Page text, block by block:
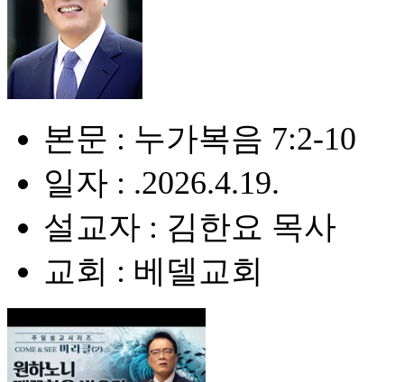
본문 : 누가복음 7:2-10
일자 : .2026.4.19.
설교자 : 김한요 목사
교회 : 베델교회